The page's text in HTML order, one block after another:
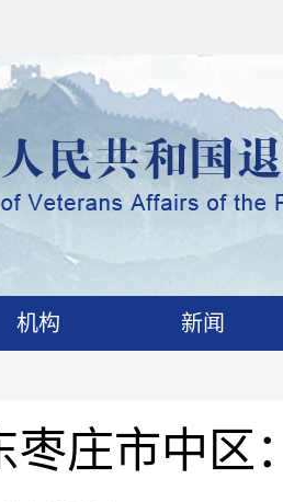
机构 新闻
枣庄市中区